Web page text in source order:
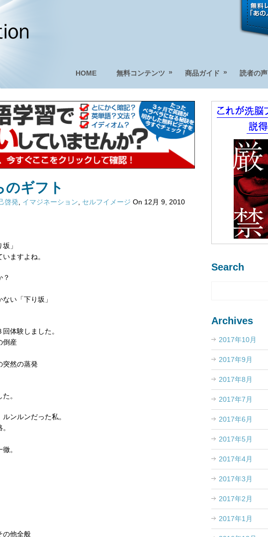
HOME 無料コンテンツ » 商品ガイド » 読者の声
のギフト
啓発 イマジネーション セルフイメージ On 12月 9, 2010
」
ますよね。
？
い「下り坂」
体験しました。
倒産
突然の蒸発
。
ンルンだった私。
。
の他全般
Search
Archives
2017年10月
2017年9月
2017年8月
2017年7月
2017年6月
2017年5月
2017年4月
2017年3月
2017年2月
2017年1月